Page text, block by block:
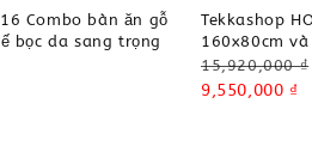
Combo bàn ăn gỗ
bọc da sang trọng
Tekkashop
160x80cm
Regular
price
15,920,000 ₫
Sale
9,550,000 ₫